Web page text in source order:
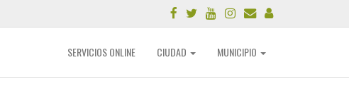
SERVICIOS ONLINE CIUDAD MUNICIPIO